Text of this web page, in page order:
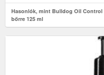
Hasonlók, mint Bulldog Oil
bőrre 125 ml